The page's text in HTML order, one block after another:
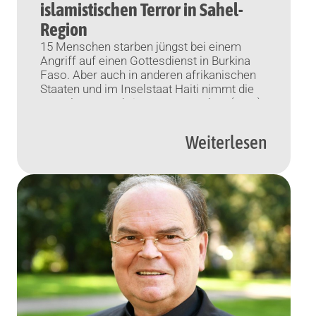
islamistischen Terror in Sahel-
Region
15 Menschen starben jüngst bei einem
Angriff auf einen Gottesdienst in Burkina
Faso. Aber auch in anderen afrikanischen
Staaten und im Inselstaat Haiti nimmt die
Gewalt gegen Christen zu. München (KNA)
katholischen Hilfswerks „Kirche in Not“ in
Burkina […]
Weiterlesen